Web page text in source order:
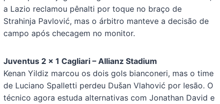
a Lazio reclamou pênalti por toque no braço de
Strahinja Pavlović, mas o árbitro manteve a decisão de
campo após checagem no monitor.
Juventus 2 x 1 Cagliari – Allianz Stadium
Kenan Yildiz marcou os dois gols bianconeri, mas o time
de Luciano Spalletti perdeu Dušan Vlahović por lesão. O
técnico agora estuda alternativas com Jonathan David e